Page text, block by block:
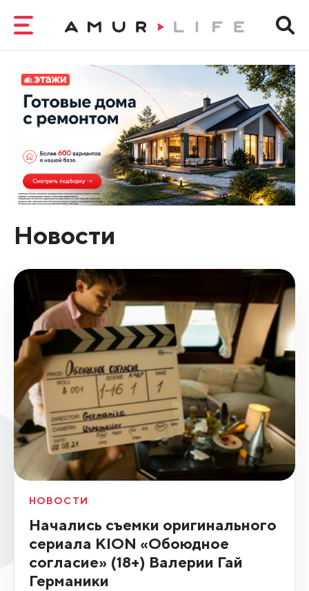
Новости
НОВОСТИ
Начались съемки оригинального
сериала KION «Обоюдное
согласие» (18+) Валерии Гай
Германики